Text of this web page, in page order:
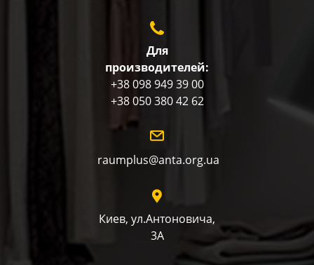
Для
производителей:
+38 098 949 39 00
+38 050 380 42 62
raumplus@anta.org.ua
Киев, ул.Антоновича,
3А